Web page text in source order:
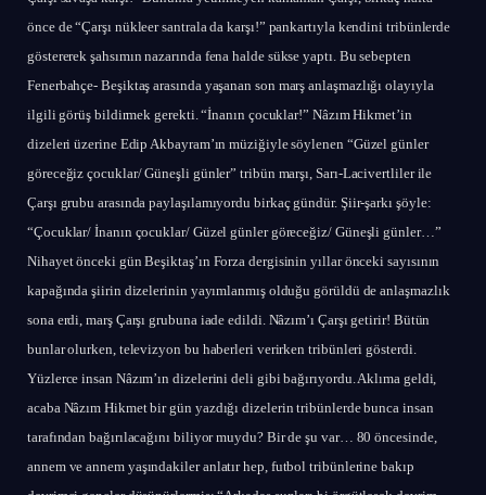
önce de “Çarşı nükleer santrala da karşı!” pankartıyla kendini tribünlerde
göstererek şahsımın nazarında fena halde sükse yaptı. Bu sebepten
Fenerbahçe- Beşiktaş arasında yaşanan son marş anlaşmazlığı olayıyla
ilgili görüş bildirmek gerekti. “İnanın çocuklar!” Nâzım Hikmet’in
dizeleri üzerine Edip Akbayram’ın müziğiyle söylenen “Güzel günler
göreceğiz çocuklar/ Güneşli günler” tribün marşı, Sarı-Lacivertliler ile
Çarşı grubu arasında paylaşılamıyordu birkaç gündür. Şiir-şarkı şöyle:
“Çocuklar/ İnanın çocuklar/ Güzel günler göreceğiz/ Güneşli günler…”
Nihayet önceki gün Beşiktaş’ın Forza dergisinin yıllar önceki sayısının
kapağında şiirin dizelerinin yayımlanmış olduğu görüldü de anlaşmazlık
sona erdi, marş Çarşı grubuna iade edildi. Nâzım’ı Çarşı getirir! Bütün
bunlar olurken, televizyon bu haberleri verirken tribünleri gösterdi.
Yüzlerce insan Nâzım’ın dizelerini deli gibi bağırıyordu. Aklıma geldi,
acaba Nâzım Hikmet bir gün yazdığı dizelerin tribünlerde bunca insan
tarafından bağırılacağını biliyor muydu? Bir de şu var… 80 öncesinde,
annem ve annem yaşındakiler anlatır hep, futbol tribünlerine bakıp